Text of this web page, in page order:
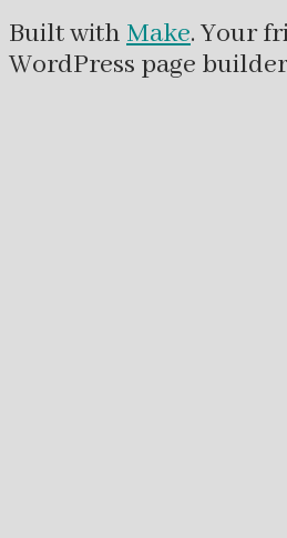
Built with Make. Your
WordPress page